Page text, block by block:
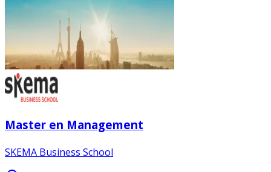
Master en Management
SKEMA Business School